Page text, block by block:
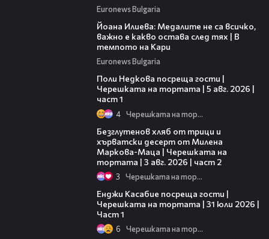
Euronews Bulgaria
Йоана Илиева: Медалите не са всичко,
важно е какво остава след тях | В
темпото на Кари
Euronews Bulgaria
Поли Недкова посреща гости |
Черешката на тортата | 5 авг. 2026 |
част 1
4 Черешката на тортата
Безглутенов хляб от трици и
хърватски десерт от Милена
Маркова-Маца | Черешката на
тортата | 3 авг. 2026 | част 2
3 Черешката на тортата
Енджи Касабие посреща гости |
Черешката на тортата | 31 юли 2026 |
Част 1
6 Черешката на тортата